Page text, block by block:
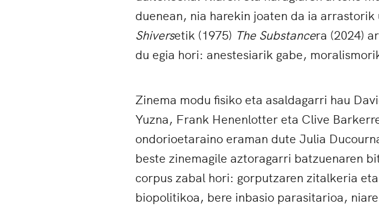
duenean, nia harekin joaten da ia arrastorik
Shiversetik (1975) The Substancera (2024)
du egia hori: anestesiarik gabe,
Zinema modu fisiko eta asaldagarri hau
Yuzna, Frank Henenlotter eta Clive
ondorioetaraino eraman dute Julia
beste zinemagile aztoragarri batzuenaren
corpus zabal hori: gorputzaren zitalkeria
biopolitikoa, bere inbasio parasitarioa,